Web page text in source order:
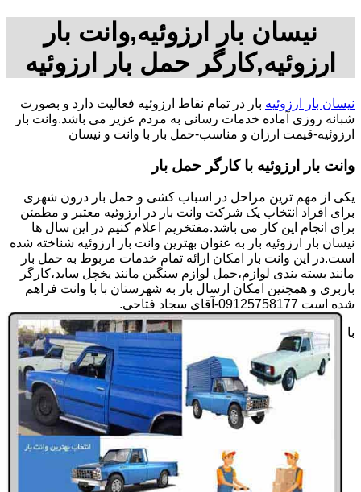
نیسان بار ارزوئیه,وانت بار
ارزوئیه,کارگر حمل بار ارزوئیه
نیسان بار ارزوئیه بار در تمام نقاط ارزوئیه فعالیت دارد و بصورت
شبانه روزی آماده خدمات رسانی به مردم عزیز می باشد.وانت بار
ارزوئیه-قیمت ارزان و مناسب-حمل بار با وانت و نیسان
وانت بار ارزوئیه با کارگر حمل بار
یکی از مهم ترین مراحل در اسباب کشی و حمل بار درون شهری
برای افراد انتخاب یک شرکت وانت بار در ارزوئیه معتبر و مطمئن
برای انجام این کار می باشد.مفتخریم اعلام کنیم در این سال ها
نیسان بار ارزوئیه بار به عنوان بهترین وانت بار ارزوئیه شناخته شده
است.در این وانت بار امکان ارائه تمام خدمات مربوط به حمل بار
مانند بسته بندی لوازم،حمل لوازم سنگین مانند یخچل ساید،کارگر
باربری و همچنین امکان ارسال بار به شهرستان با با وانت فراهم
شده است 09125758177-آقای سجاد فتاحی.
با